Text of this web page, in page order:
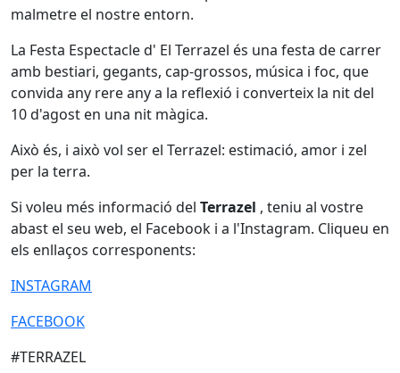
malmetre el nostre entorn.
La Festa Espectacle d' El Terrazel és una festa de carrer
amb bestiari, gegants, cap-grossos, música i foc, que
convida any rere any a la reflexió i converteix la nit del
10 d'agost en una nit màgica.
Això és, i això vol ser el Terrazel: estimació, amor i zel
per la terra.
Si voleu més informació del Terrazel , teniu al vostre
abast el seu web, el Facebook i a l'Instagram. Cliqueu en
els enllaços corresponents:
INSTAGRAM
FACEBOOK
#TERRAZEL